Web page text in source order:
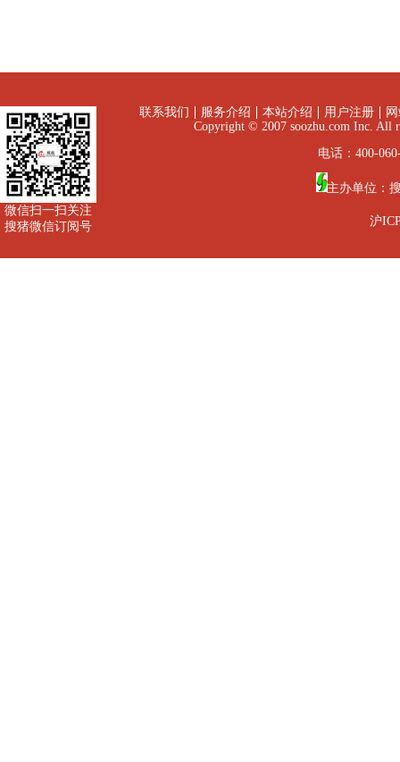
微信扫一扫关注
搜猪微信订阅号
联系我们 服务介绍 本站介绍 用户注册
Copyright © 2007 soozhu.com Inc.
电话：400-
主办单位：
沪